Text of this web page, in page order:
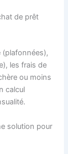
de prêt
(plafonnées),
les frais de
ou moins
calcul
solution pour